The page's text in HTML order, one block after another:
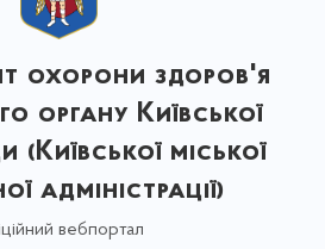
охорони здоров'я
органу Київської
(Київської міської
адміністрації)
вебпортал